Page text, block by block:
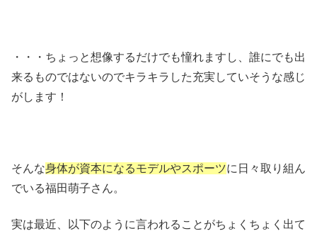
・・・ちょっと想像するだけでも憧れますし、誰にでも出
来るものではないのでキラキラした充実していそうな感じ
がします！
そんな身体が資本になるモデルやスポーツに日々取り組ん
でいる福田萌子さん。
実は最近、以下のように言われることがちょくちょく出て